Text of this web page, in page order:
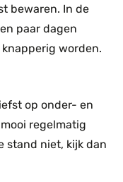
bewaren. In de
paar dagen
worden.
op onder- en
regelmatig
stand niet, kijk dan